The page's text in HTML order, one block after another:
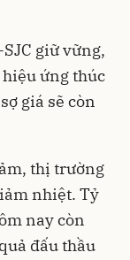
giữ vững,
hiệu ứng thúc
giá sẽ còn
thị trường
nhiệt. Tỷ
nay còn
đấu thầu